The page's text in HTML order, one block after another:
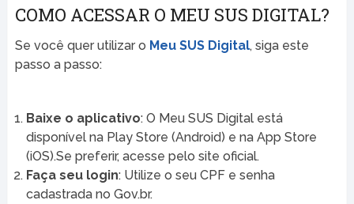
COMO ACESSAR O MEU SUS DIGITAL?
Se você quer utilizar o Meu SUS Digital, siga este
passo a passo:
Baixe o aplicativo: O Meu SUS Digital está
disponível na Play Store (Android) e na App Store
(iOS).Se preferir, acesse pelo site oficial.
Faça seu login: Utilize o seu CPF e senha
cadastrada no Gov.br.